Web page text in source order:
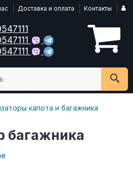
Доставка и оплата Контакты
капота и багажника
багажника